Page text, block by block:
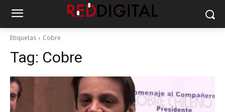
Etiquetas Cobre
Tag: Cobre